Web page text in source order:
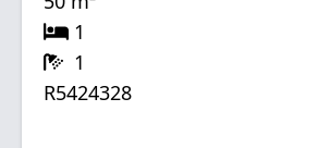
1
1
R5424328